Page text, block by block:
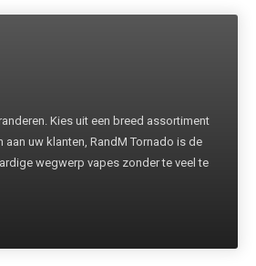
Kies uit een breed assortiment
uw klanten, RandM Tornado is de
wegwerp vapes zonder te veel te